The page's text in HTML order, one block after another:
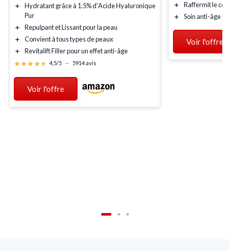
＋ Hydratantgrâce à 1.5% d'Acide Hyaluronique
Pur
＋
RepulpantetLissantpour la peau
＋
Convient à tous types de peaux
＋
Revitalift Fillerpour un effet anti-âge
★★★★★
★★★★★ 4,5/5 — 5914 avis
Voir l'offre
＋
Raffermit le
＋
Soinanti-âge
Voir l'offre